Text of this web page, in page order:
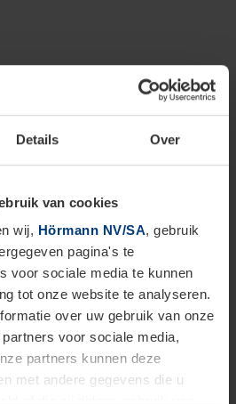
Details Over
van cookies
wij, Hörmann NV/SA, gebruik
pagina's te
voor sociale media te kunnen
tot onze website te analyseren.
over uw gebruik van onze
voor sociale media,
partners kunnen deze
met andere gegevens die u